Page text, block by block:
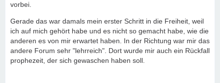
vorbei.
Gerade das war damals mein erster Schritt in die Freiheit, weil
ich auf mich gehört habe und es nicht so gemacht habe, wie die
anderen es von mir erwartet haben. In der Richtung war mir das
andere Forum sehr "lehrreich". Dort wurde mir auch ein Rückfall
prophezeit, der sich gewaschen haben soll.